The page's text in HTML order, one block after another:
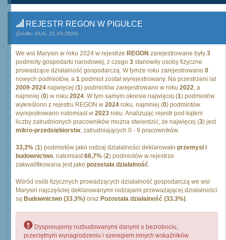
REJESTR REGON W PIGUŁCE
(Źródło: GUS, 31.XII.2024)
We wsi Marysin w roku 2024 w rejestrze REGON zarejestrowane były 3
podmioty gospodarki narodowej, z czego 3 stanowiły osoby fizyczne
prowadzące działalność gospodarczą. W tymże roku zarejestrowano 0
nowych podmiotów, a 1 podmiot został wyrejestrowany. Na przestrzeni lat
2009-2024 najwięcej (1) podmiotów zarejestrowano w roku 2022, a
najmniej (0) w roku 2024. W tym samym okresie najwięcej (1) podmiotów
wykreślono z rejestru REGON w 2024 roku, najmniej (0) podmiotów
wyrejestrowano natomiast w 2023 roku. Analizując rejestr pod kątem
liczby zatrudnionych pracowników można stwierdzić, że najwięcej (3) jest
mikro-przedsiębiorstw, zatrudniających 0 - 9 pracowników.
33,3% (1) podmiotów jako rodzaj działalności deklarowało przemysł i
budownictwo, natomiast66,7% (2) podmiotów w rejestrze
zakwalifikowana jest jako pozostała działalność.
Wśród osób fizycznych prowadzących działalność gospodarczą we wsi
Marysin najczęściej deklarowanymi rodzajami przeważającej działalności
są Budownictwo (33.3%) oraz Pozostała działalność (33.3%).
Dysponujemy rozbudowanymi danymi o bezrobociu,
przeciętnym wynagrodzeniu i szeregiem innych wskaźników